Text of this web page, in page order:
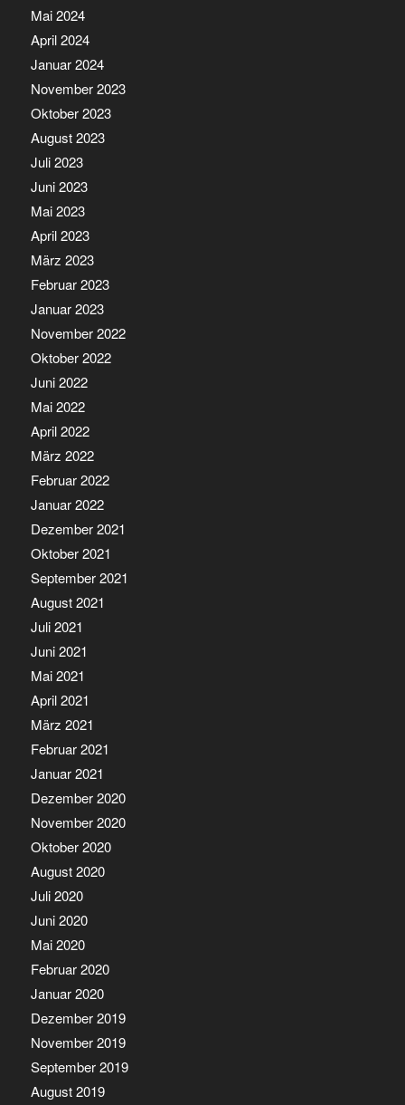
Mai 2024
April 2024
Januar 2024
November 2023
Oktober 2023
August 2023
Juli 2023
Juni 2023
Mai 2023
April 2023
März 2023
Februar 2023
Januar 2023
November 2022
Oktober 2022
Juni 2022
Mai 2022
April 2022
März 2022
Februar 2022
Januar 2022
Dezember 2021
Oktober 2021
September 2021
August 2021
Juli 2021
Juni 2021
Mai 2021
April 2021
März 2021
Februar 2021
Januar 2021
Dezember 2020
November 2020
Oktober 2020
August 2020
Juli 2020
Juni 2020
Mai 2020
Februar 2020
Januar 2020
Dezember 2019
November 2019
September 2019
August 2019